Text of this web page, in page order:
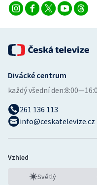
Divácké centrum
každý všední den:
261 136 113
info@ceskatelevize.cz
Vzhled
Světlý